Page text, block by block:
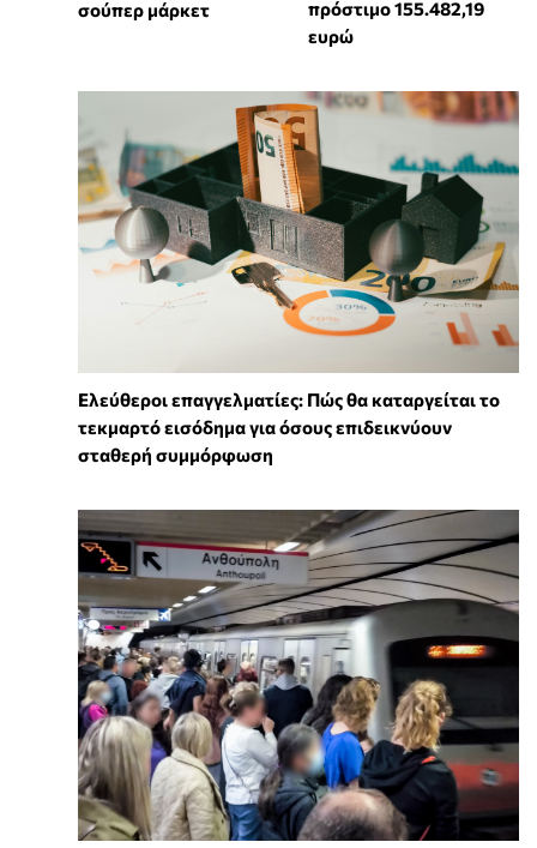
σούπερ μάρκετ
πρόστιμο 155.482,19
ευρώ
Ελεύθεροι επαγγελματίες: Πώς θα καταργείται το
τεκμαρτό εισόδημα για όσους επιδεικνύουν
σταθερή συμμόρφωση